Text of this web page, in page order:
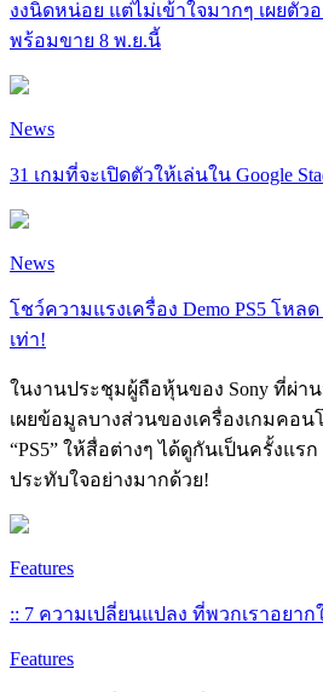
งงนิดหน่อย แต่ไม่เข้าใจมากๆ เผยตัวอ
พร้อมขาย 8 พ.ย.นี้
News
31 เกมที่จะเปิดตัวให้เล่นใน Google
News
โชว์ความแรงเครื่อง Demo PS5 โหลด
เท่า!
ในงานประชุมผู้ถือหุ้นของ Sony ที่ผ่า
เผยข้อมูลบางส่วนของเครื่องเกมคอ
“PS5” ให้สื่อต่างๆ ได้ดูกันเป็นครั้งแร
ประทับใจอย่างมากด้วย!
Features
:: 7 ความเปลี่ยนแปลง ที่พวกเราอยาก
Features